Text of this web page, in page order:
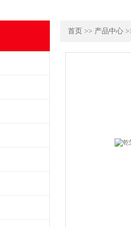
首页 >> 产品中心